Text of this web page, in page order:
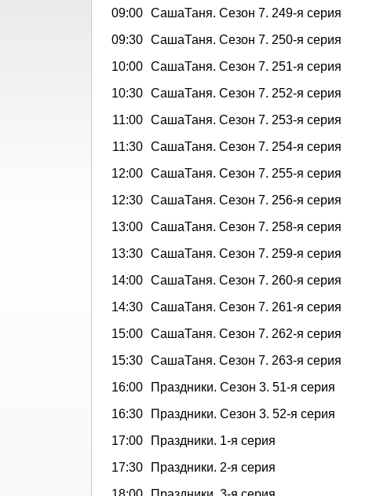
09:00 СашаТаня. Сезон 7. 249-я серия
09:30 СашаТаня. Сезон 7. 250-я серия
10:00 СашаТаня. Сезон 7. 251-я серия
10:30 СашаТаня. Сезон 7. 252-я серия
11:00 СашаТаня. Сезон 7. 253-я серия
11:30 СашаТаня. Сезон 7. 254-я серия
12:00 СашаТаня. Сезон 7. 255-я серия
12:30 СашаТаня. Сезон 7. 256-я серия
13:00 СашаТаня. Сезон 7. 258-я серия
13:30 СашаТаня. Сезон 7. 259-я серия
14:00 СашаТаня. Сезон 7. 260-я серия
14:30 СашаТаня. Сезон 7. 261-я серия
15:00 СашаТаня. Сезон 7. 262-я серия
15:30 СашаТаня. Сезон 7. 263-я серия
16:00
Праздники. Сезон 3. 51-я серия
16:30
Праздники. Сезон 3. 52-я серия
17:00
Праздники. 1-я серия
17:30
Праздники. 2-я серия